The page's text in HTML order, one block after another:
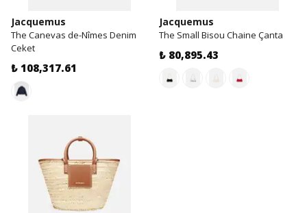
Jacquemus
The Canevas de-Nîmes Denim
Ceket
₺ 108,317.61
Jacquemus
The Small Bisou Chaine Çanta
₺ 80,895.43